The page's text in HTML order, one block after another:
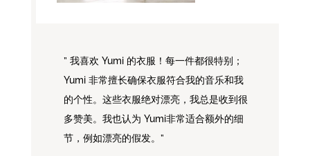
” 我喜欢 Yumi 的衣服！每一件都很特别；
Yumi 非常擅长确保衣服符合我的音乐和我
的个性。这些衣服绝对漂亮，我总是收到很
多赞美。我也认为 Yumi非常适合额外的细
节，例如漂亮的假发。”